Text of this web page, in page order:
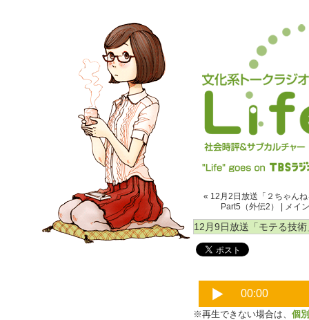
« 12月2日放送「２ちゃん
Part5（外伝2）
メイン
12月9日放送「モテる技
※再生できない場合は、 個